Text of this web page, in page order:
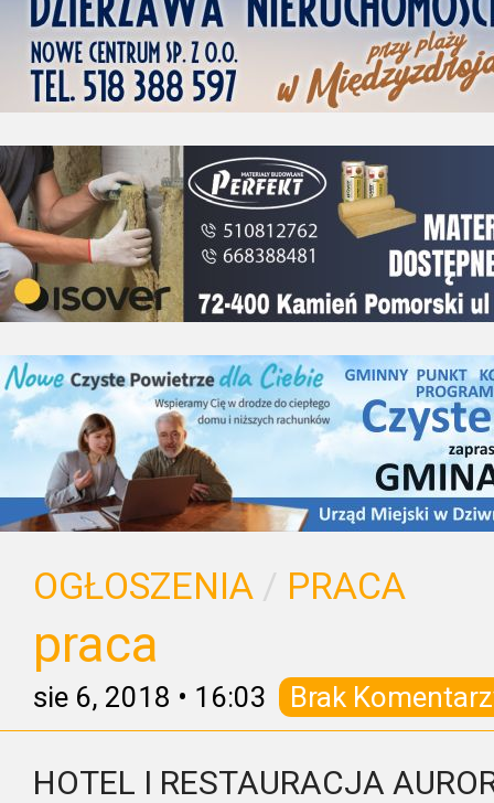
OGŁOSZENIA / PRACA
praca
sie 6, 2018 • 16:03 Brak
HOTEL I RESTAURACJA